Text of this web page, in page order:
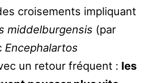
croisements impliquant
middelburgensis (par
Encephalartos
un retour fréquent : les